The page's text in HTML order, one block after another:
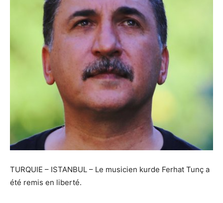
TURQUIE – ISTANBUL – Le musicien kurde Ferhat Tunç a
été remis en liberté.